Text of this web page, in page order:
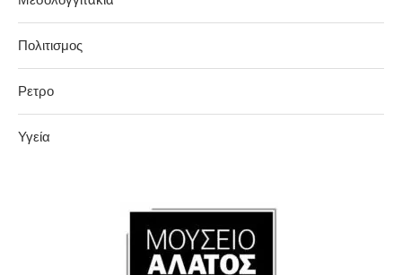
Πολιτισμος
Ρετρο
Υγεία